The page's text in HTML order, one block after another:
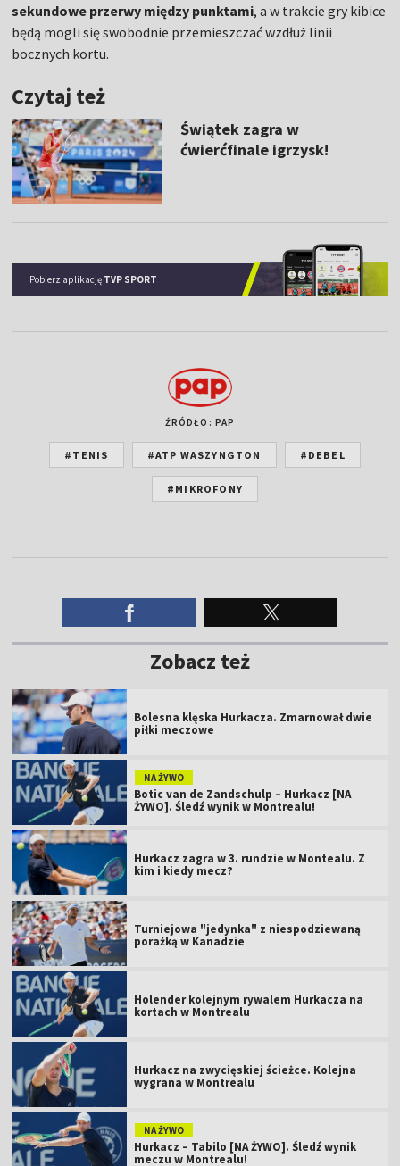
sekundowe przerwy między punktami, a w trakcie gry kibice
będą mogli się swobodnie przemieszczać wzdłuż linii
bocznych kortu.
Czytaj też
Świątek zagra w
ćwierćfinale igrzysk!
Pobierz aplikację TVP SPORT
ŹRÓDŁO: PAP
#TENIS #ATP WASZYNGTON #DEBEL
#MIKROFONY
Zobacz też
Bolesna klęska Hurkacza. Zmarnował dwie
piłki meczowe
NA ŻYWO
Botic van de Zandschulp – Hurkacz [NA
ŻYWO]. Śledź wynik w Montrealu!
Hurkacz zagra w 3. rundzie w Montealu. Z
kim i kiedy mecz?
Turniejowa "jedynka" z niespodziewaną
porażką w Kanadzie
Holender kolejnym rywalem Hurkacza na
kortach w Montrealu
Hurkacz na zwycięskiej ścieżce. Kolejna
wygrana w Montrealu
NA ŻYWO
Hurkacz – Tabilo [NA ŻYWO]. Śledź wynik
meczu w Montrealu!